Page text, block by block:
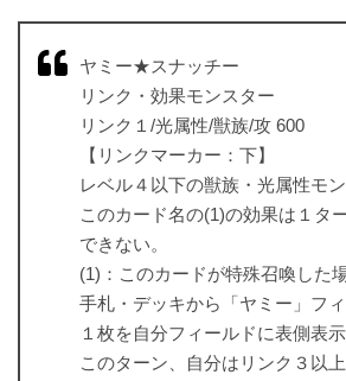
ヤミー★スナッチー
リンク・効果モンスター
リンク１/光属性/獣族/攻 600
【リンクマーカー：下】
レベル４以下の獣族・光属性モ
このカード名の(1)の効果は１タ
できない。
(1)：このカードが特殊召喚した
手札・デッキから「ヤミー」フ
１枚を自分フィールドに表側表示
このターン、自分はリンク３以